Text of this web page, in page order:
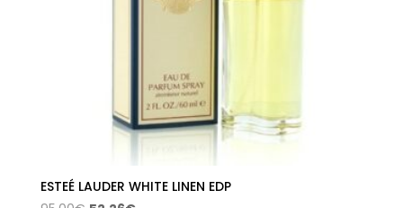
ESTEÉ LAUDER WHITE LINEN EDP